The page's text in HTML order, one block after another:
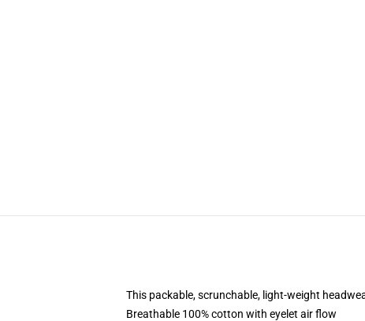
This packable, scrunchable, light-weight
Breathable 100% cotton with eyelet air flow